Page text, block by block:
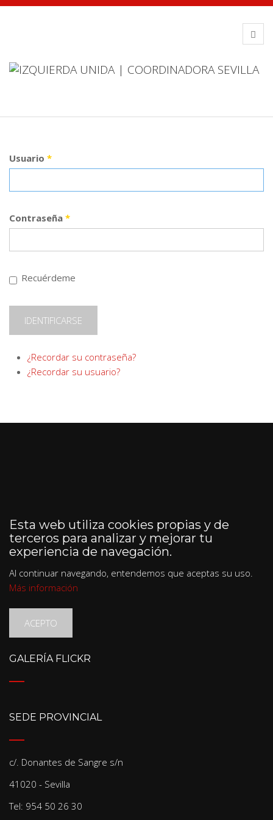
Usuario *
Contraseña *
Recuérdeme
IDENTIFICARSE
¿Recordar su contraseña?
¿Recordar su usuario?
Esta web utiliza cookies propias y de
terceros para analizar y mejorar tu
experiencia de navegación.
Al continuar navegando, entendemos que aceptas su uso.
Más información
ACEPTO
GALERÍA FLICKR
SEDE PROVINCIAL
c/. Donantes de Sangre s/n
41020 - Sevilla
Tel: 954 50 26 30